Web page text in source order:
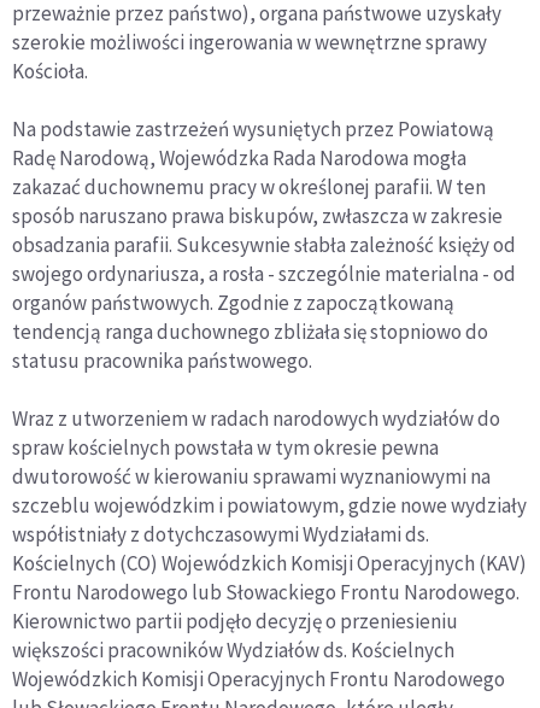
przeważnie przez państwo), organa państwowe uzyskały
szerokie możliwości ingerowania w wewnętrzne sprawy
Kościoła.
Na podstawie zastrzeżeń wysuniętych przez Powiatową
Radę Narodową, Wojewódzka Rada Narodowa mogła
zakazać duchownemu pracy w określonej parafii. W ten
sposób naruszano prawa biskupów, zwłaszcza w zakresie
obsadzania parafii. Sukcesywnie słabła zależność księży od
swojego ordynariusza, a rosła - szczególnie materialna - od
organów państwowych. Zgodnie z zapoczątkowaną
tendencją ranga duchownego zbliżała się stopniowo do
statusu pracownika państwowego.
Wraz z utworzeniem w radach narodowych wydziałów do
spraw kościelnych powstała w tym okresie pewna
dwutorowość w kierowaniu sprawami wyznaniowymi na
szczeblu wojewódzkim i powiatowym, gdzie nowe wydziały
współistniały z dotychczasowymi Wydziałami ds.
Kościelnych (CO) Wojewódzkich Komisji Operacyjnych (KAV)
Frontu Narodowego lub Słowackiego Frontu Narodowego.
Kierownictwo partii podjęło decyzję o przeniesieniu
większości pracowników Wydziałów ds. Kościelnych
Wojewódzkich Komisji Operacyjnych Frontu Narodowego